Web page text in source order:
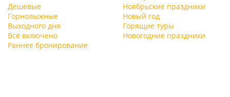
Дешевые
Ноябрьские праздники
Горнолыжные
Новый год
Выходного дня
Горящие туры
Всё включено
Новогодние праздники
Раннее бронирование